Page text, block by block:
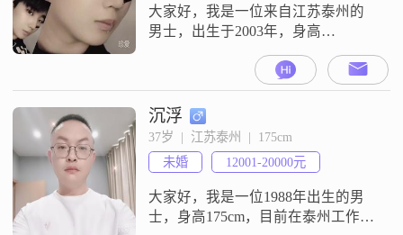
随和，容易相
大家好，我是一位来自江苏泰州的
男士，出生于2003年，身高
175cm##3002##目前，我在泰州有一
份稳定的工作，月收入在5001到
8000元之间##3002##我拥有大学本
科学历，自认为是一个综合素质还
不错的人##3002##性格方面，我稳
重可靠，幽默风趣，善于与人沟通
##3002##在生活中，我自信果断，
外向健谈
沉浮
37岁  |  江苏泰州  |  175cm
未婚
12001-20000元
大家好，我是一位1988年出生的男
士，身高175cm，目前在泰州工作